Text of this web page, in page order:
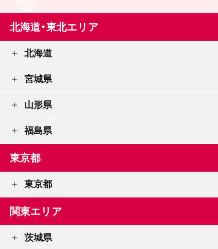
北海道・東北エリア
北海道
宮城県
山形県
福島県
東京都
東京都
関東エリア
茨城県